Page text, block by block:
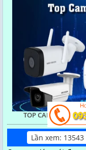
TOP CAMERA BÁN
Lần xem: 13543